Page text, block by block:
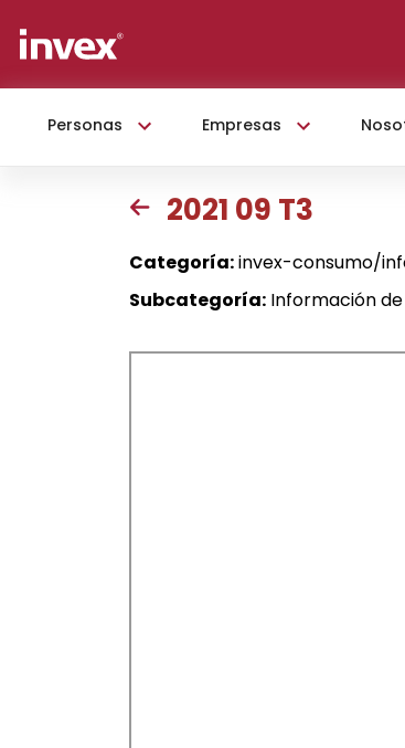
Personas Empresas
2021 09 T3
Categoría:invex-consumo/
Subcategoría: Información de